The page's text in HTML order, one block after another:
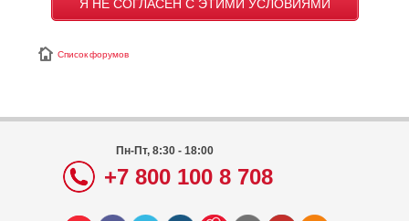
Список форумов
Пн-Пт, 8:30 - 18:00
+7 800 100 8 708